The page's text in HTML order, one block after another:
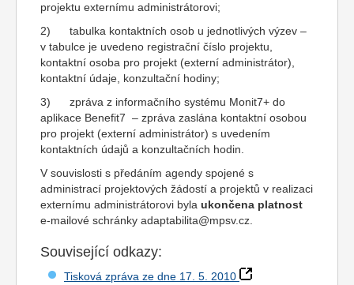
projektu externímu administrátorovi;
2) tabulka kontaktních osob u jednotlivých výzev –
v tabulce je uvedeno registrační číslo projektu,
kontaktní osoba pro projekt (externí administrátor),
kontaktní údaje, konzultační hodiny;
3) zpráva z informačního systému Monit7+ do
aplikace Benefit7 – zpráva zaslána kontaktní osobou
pro projekt (externí administrátor) s uvedením
kontaktních údajů a konzultačních hodin.
V souvislosti s předáním agendy spojené s
administrací projektových žádostí a projektů v realizaci
externímu administrátorovi byla ukončena platnost
e-mailové schránky adaptabilita@mpsv.cz
Související odkazy:
Tisková zpráva ze dne 17. 5. 2010